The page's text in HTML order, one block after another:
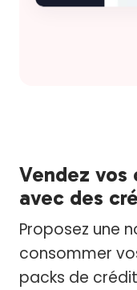
Vendez vos
avec des
Proposez une
consommer
packs de